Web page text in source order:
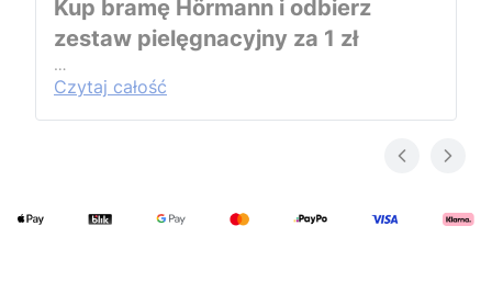
Kup bramę Hörmann i odbierz
zestaw pielęgnacyjny za 1 zł
…
Czytaj całość